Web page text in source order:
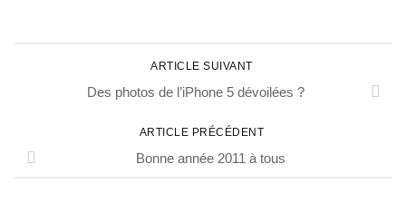
ARTICLE SUIVANT
Des photos de l’iPhone 5 dévoilées ?
ARTICLE PRÉCÉDENT
Bonne année 2011 à tous